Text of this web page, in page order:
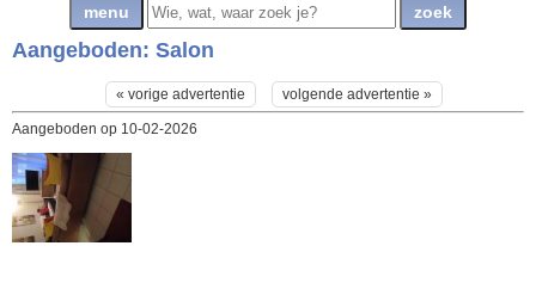
Aangeboden: Salon
« vorige advertentie volgende advertentie »
Aangeboden op 10-02-2026